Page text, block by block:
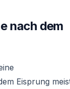
nach dem
Eisprung